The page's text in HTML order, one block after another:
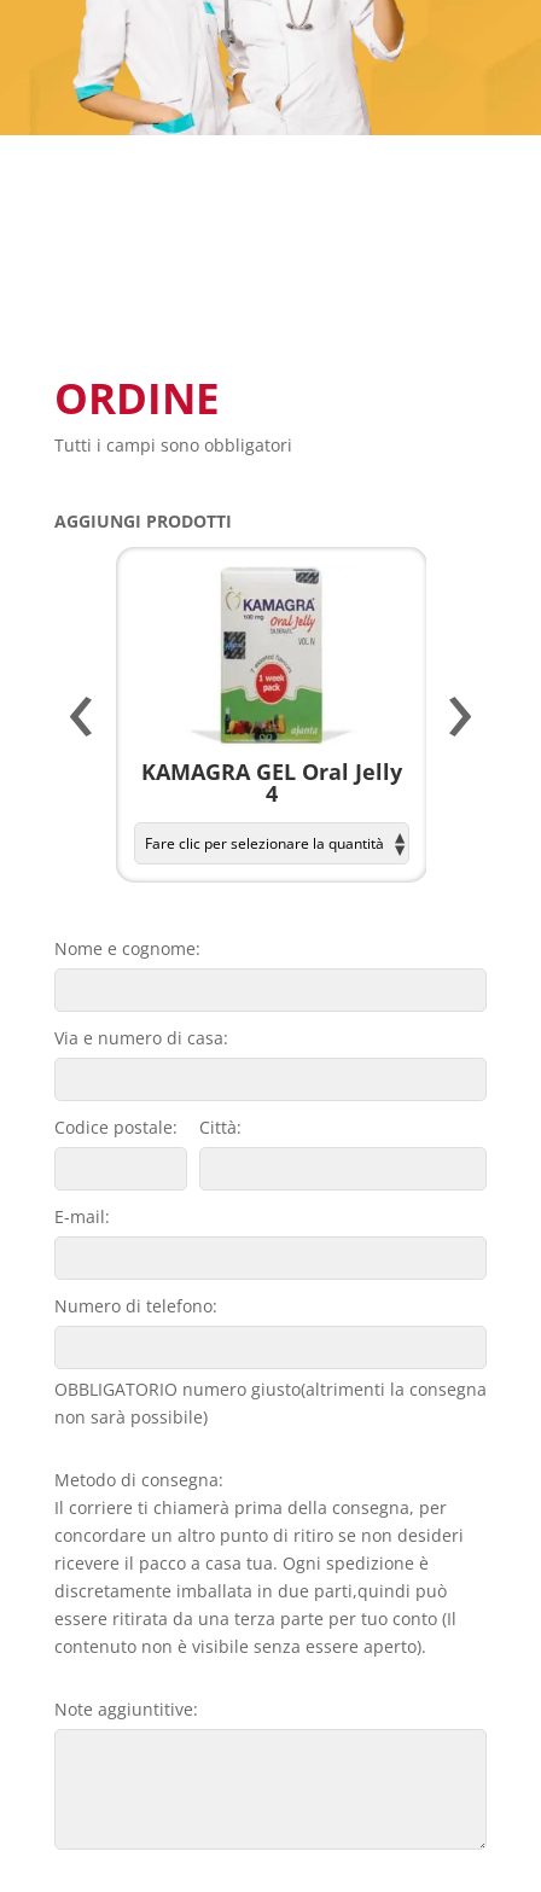
ORDINE
Tutti i campi sono obbligatori
AGGIUNGI PRODOTTI
KAMAGRA GEL Oral Jelly
4
‹ ›
Nome e cognome:
Via e numero di casa:
Codice postale: Città:
E-mail:
Numero di telefono:
OBBLIGATORIO numero giusto(altrimenti la consegna
non sarà possibile)
Metodo di consegna:
Il corriere ti chiamerà prima della consegna, per
concordare un altro punto di ritiro se non desideri
ricevere il pacco a casa tua. Ogni spedizione è
discretamente imballata in due parti,quindi può
essere ritirata da una terza parte per tuo conto (Il
contenuto non è visibile senza essere aperto).
Note aggiuntitive: